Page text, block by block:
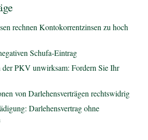
rechnen Kontokorrentzinsen zu hoch
Schufa-Eintrag
der PKV unwirksam: Fordern Sie Ihr
von Darlehensverträgen rechtswidrig
Darlehensvertrag ohne